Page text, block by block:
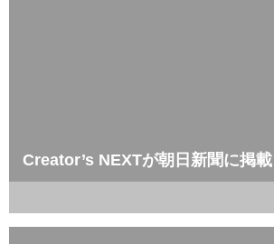
Creator’s NEXTが朝日新聞に掲載